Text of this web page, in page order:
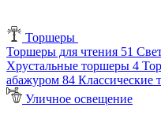
Торшеры
Торшеры для чтения 51
Хрустальные торшеры 4
абажуром 84 Классические
Уличное освещение